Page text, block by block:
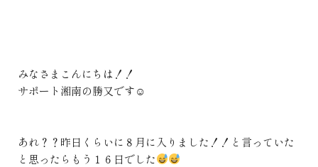
みなさまこんにちは！！
サポート湘南の勝又です☺
あれ？？昨日くらいに８月に入りました！！と言っていた
と思ったらもう１６日でした